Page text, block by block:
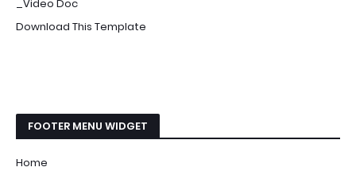
_Video Doc
Download This Template
FOOTER MENU WIDGET
Home